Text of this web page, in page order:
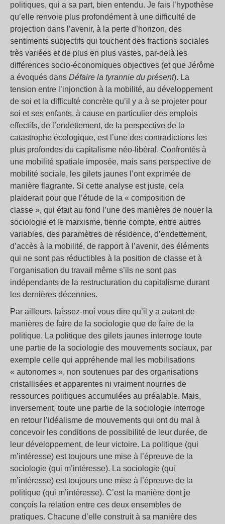
politiques, qui a sa part, bien entendu. Je fais l’hypothèse
qu’elle renvoie plus profondément à une difficulté de
projection dans l’avenir, à la perte d’horizon, des
sentiments subjectifs qui touchent des fractions sociales
très variées et de plus en plus vastes, par-delà les
différences socio-économiques objectives (et que Jérôme
a évoqués dans Défaire la tyrannie du présent). La
tension entre l’injonction à la mobilité, au développement
de soi et la difficulté concrète qu’il y a à se projeter pour
soi et ses enfants, à cause en particulier des emplois
effectifs, de l’endettement, de la perspective de la
catastrophe écologique, est l’une des contradictions les
plus profondes du capitalisme néo-libéral. Confrontés à
une mobilité spatiale imposée, mais sans perspective de
mobilité sociale, les gilets jaunes l’ont exprimée de
manière flagrante. Si cette analyse est juste, cela
plaiderait pour que l’étude de la « composition de
classe », qui était au fond l’une des manières de nouer la
sociologie et le marxisme, tienne compte, entre autres
variables, des paramètres de résidence, d’endettement,
d’accès à la mobilité, de rapport à l’avenir, des éléments
qui ne sont pas réductibles à la position de classe et à
l’organisation du travail même s’ils ne sont pas
indépendants de la restructuration du capitalisme durant
les dernières décennies.
Par ailleurs, laissez-moi vous dire qu’il y a autant de
manières de faire de la sociologie que de faire de la
politique. La politique des gilets jaunes interroge toute
une partie de la sociologie des mouvements sociaux, par
exemple celle qui appréhende mal les mobilisations
« autonomes », non soutenues par des organisations
cristallisées et apparentes ni vraiment nourries de
ressources politiques accumulées au préalable. Mais,
inversement, toute une partie de la sociologie interroge
en retour l’idéalisme de mouvements qui ont du mal à
concevoir les conditions de possibilité de leur durée, de
leur développement, de leur victoire. La politique (qui
m’intéresse) est toujours une mise à l’épreuve de la
sociologie (qui m’intéresse). La sociologie (qui
m’intéresse) est toujours une mise à l’épreuve de la
politique (qui m’intéresse). C’est la manière dont je
conçois la relation entre ces deux ensembles de
pratiques. Chacune d’elle construit à sa manière des